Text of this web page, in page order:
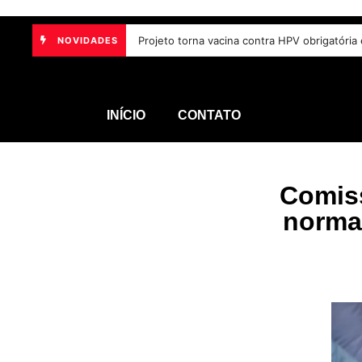
NOVIDADES Projeto torna vacina contra HPV
inclusão digital e escuta das comunidades para reurbanização de
INÍCIO CONTATO